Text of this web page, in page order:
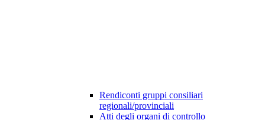
Rendiconti gruppi consiliari
regionali/provinciali
Atti degli organi di controllo